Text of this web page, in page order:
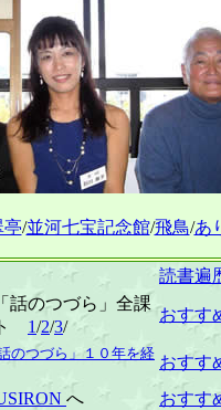
/並河七宝記念館/飛鳥/あ
読書遍
話のつづら」全課
1/2/3/
おすす
のつづら」１０年を経 おすす
へ おすす